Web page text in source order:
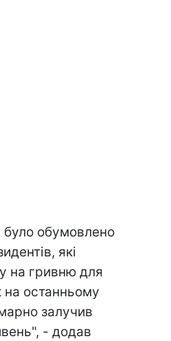
обумовлено
які
на гривню для
останньому
залучив
- додав